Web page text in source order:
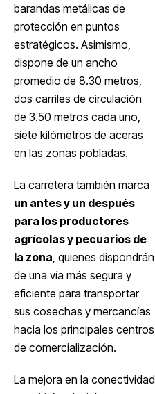
barandas metálicas de
protección en puntos
estratégicos. Asimismo,
dispone de un ancho
promedio de 8.30 metros,
dos carriles de circulación
de 3.50 metros cada uno,
siete kilómetros de aceras
en las zonas pobladas.
La carretera también marca
un antes y un después
para los productores
agrícolas y pecuarios de
la zona , quienes dispondrán
de una vía más segura y
eficiente para transportar
sus cosechas y mercancías
hacia los principales centros
de comercialización.
La mejora en la conectividad